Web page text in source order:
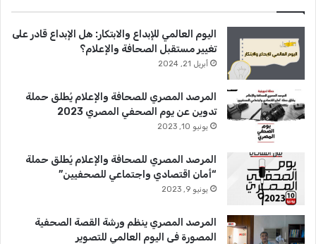
اليوم العالمي للإبداع والابتكار: هل الإبداع قادر على
تغيير مستقبل الصحافة والإعلام؟
أبريل 21, 2024
المرصد المصري للصحافة والإعلام يُطلق حملة
تدوين عن يوم الصحفي المصري 2023
يونيو 10, 2023
المرصد المصري للصحافة والإعلام يُطلق حملة
“أمان اقتصادي واجتماعي للصحفيين”
يونيو 9, 2023
المرصد المصري ينظم ورشة القصة الصحفية
المصورة فى اليوم العالمي للتصوير